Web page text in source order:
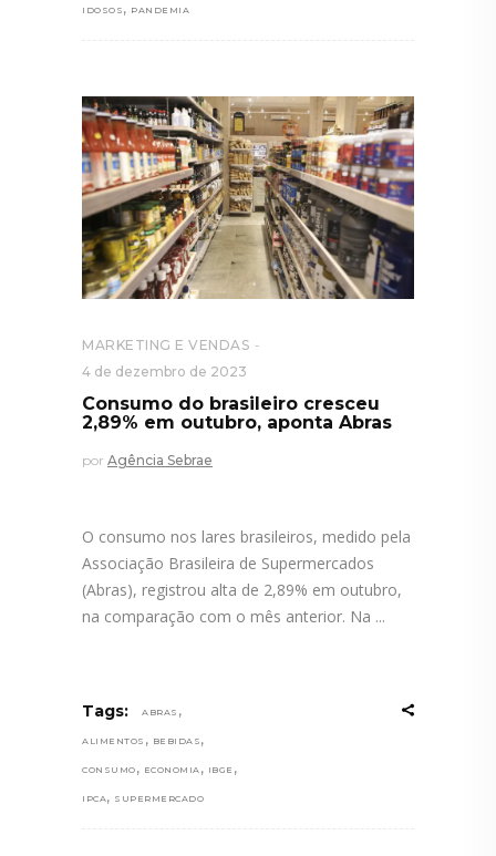
IDOSOS , PANDEMIA
MARKETING E VENDAS
4 de dezembro de 2023
Consumo do brasileiro cresceu
2,89% em outubro, aponta Abras
por Agência Sebrae
O consumo nos lares brasileiros, medido pela
Associação Brasileira de Supermercados
(Abras), registrou alta de 2,89% em outubro,
na comparação com o mês anterior. Na
Tags: ABRAS ,
ALIMENTOS , BEBIDAS ,
CONSUMO , ECONOMIA , IBGE ,
IPCA, SUPERMERCADO